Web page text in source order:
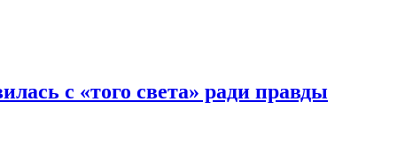
с «того света» ради правды